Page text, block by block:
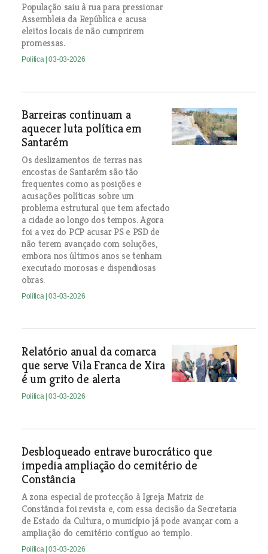
População saiu à rua para pressionar
Assembleia da República e acusa
eleitos locais de não cumprirem
promessas.
Política | 03-03-2026
Barreiras continuam a
aquecer luta política em
Santarém
Os deslizamentos de terras nas
encostas de Santarém são tão
frequentes como as posições e
acusações políticas sobre um
problema estrutural que tem afectado
a cidade ao longo dos tempos. Agora
foi a vez do PCP acusar PS e PSD de
não terem avançado com soluções,
embora nos últimos anos se tenham
executado morosas e dispendiosas
obras.
Política | 03-03-2026
Relatório anual da comarca
que serve Vila Franca de Xira
é um grito de alerta
Política | 03-03-2026
Desbloqueado entrave burocrático que
impedia ampliação do cemitério de
Constância
A zona especial de protecção à Igreja Matriz de
Constância foi revista e, com essa decisão da Secretaria
de Estado da Cultura, o município já pode avançar com a
ampliação do cemitério contíguo ao templo.
Política | 03-03-2026